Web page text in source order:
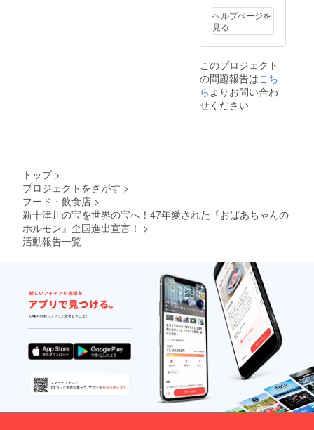
カ、コ
ショウ
（アミ
ノ酸
等）、
リン酸
塩
含む）
野菜汁
（玉ね
ぎ、生
姜）、
果汁、
砂糖、
酒、香
辛料
保存料
（原材
料の一
部に小
麦、大
豆を含
む） ●
豚タ
ン：国
内産 ●
豚ト
ロ：北
海道産
豚ネッ
ク肉 ●
ごま油
（原材
料の一
部に小
豆を含
む） ●
上塩ホ
ルモ
ン：米
腸 ●牛
トラリ
ア産牛
しま腸
使用 ●
上肉マ
トンじ
んぎす
かん：
マトン
（オー
ストラ
リア
産）、
たれ
牛タン
300g
【３回
目：北
黒毛和
牛サー
ロイン
ステー
キ＋国
ク以上
200g ×
2枚（1
枚ずつ
真空
パック
して冷
凍） ・
国産牛
肉100%
ハン
バーグ
（150g
× 2個・
2パッ
んぎす
かん
500g
《原材
●大畠の
ホルモ
ン 北海
道産豚
腸（大
んご果
汁、野
しょう
が、に
んじ
ん]、に
んに
く、ご
ま油、
一味唐
辛子、
調味料
[アミノ
酸等]、
保存料
[安息香
ヘルプページを
見る
このプロジェクト
の問題報告はこち
らよりお問い合わ
せください
トップ >
プロジェクトをさがす >
フード・飲食店 >
新十津川の宝を世界の宝へ！47年愛された『おばあちゃんの
ホルモン』全国進出宣言！ >
活動報告一覧